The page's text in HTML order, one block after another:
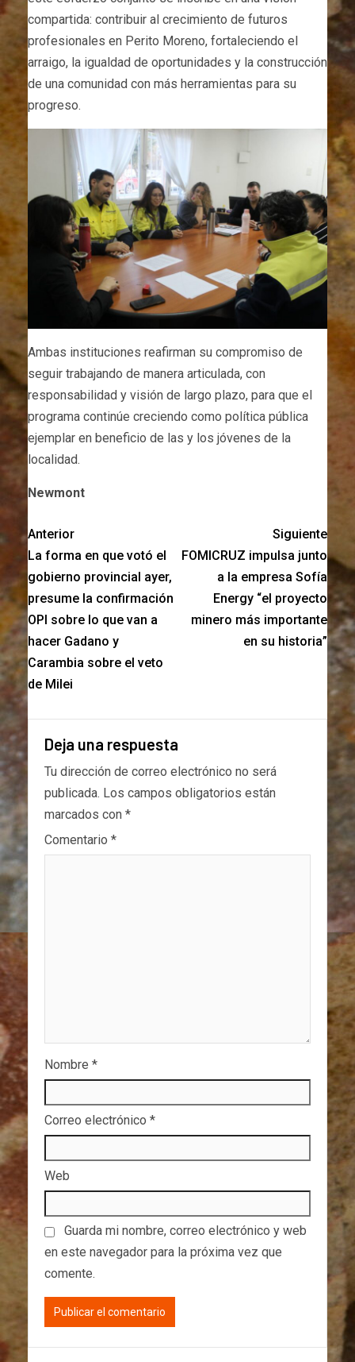
compartida: contribuir al crecimiento de futuros
profesionales en Perito Moreno, fortaleciendo el
arraigo, la igualdad de oportunidades y la construcción
de una comunidad con más herramientas para su
progreso.
Ambas instituciones reafirman su compromiso de
seguir trabajando de manera articulada, con
responsabilidad y visión de largo plazo, para que el
programa continúe creciendo como política pública
ejemplar en beneficio de las y los jóvenes de la
localidad.
Newmont
Anterior
La forma en que votó el
gobierno provincial ayer,
presume la confirmación
OPI sobre lo que van a
hacer Gadano y
Carambia sobre el veto
de Milei
Siguiente
FOMICRUZ impulsa junto
a la empresa Sofía
Energy “el proyecto
minero más importante
en su historia”
Deja una respuesta
Tu dirección de correo electrónico no será
publicada. Los campos obligatorios están
marcados con *
Comentario *
Nombre *
Correo electrónico *
Web
Guarda mi nombre, correo electrónico y web
en este navegador para la próxima vez que
comente.